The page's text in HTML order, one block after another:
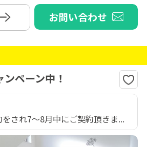
お問い合わせ
ペーン中！
され7～8月中にご契約頂きま...